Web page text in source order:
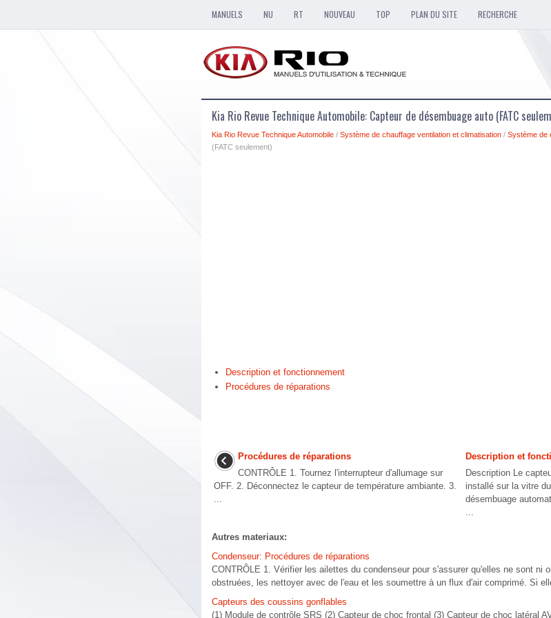
MANUELS NU RT NOUVEAU TOP PLAN DU SITE RECHERCHE
Kia Rio Revue Technique Automobile: Capteur de désembuage auto (FATC
Kia Rio Revue Technique Automobile / Système de chauffage ventilation et climatisation / Système de
(FATC seulement)
Description et fonctionnement
Procédures de réparations
Procédures de réparations
CONTRÔLE 1. Tournez l′interrupteur d′allumage sur
OFF. 2. Déconnectez le capteur de température ambiante. 3.
...
Description et
Description Le
installé sur la vitre
désembuage
...
Autres materiaux:
Condenseur: Procédures de réparations
CONTRÔLE 1. Vérifier les ailettes du condenseur pour s'assurer qu'elles ne sont ni
obstruées, les nettoyer avec de l′eau et les soumettre à un flux d′air comprimé. Si
Capteurs des coussins gonflables
(1) Module de contrôle SRS (2) Capteur de choc frontal (3) Capteur de choc latéral